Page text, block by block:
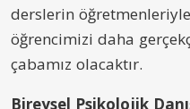
derslerin
öğrencimizi daha
çabamız olacaktır.
Bireysel Psikolojik